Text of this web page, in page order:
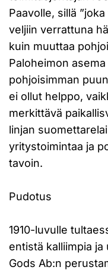
Paavolle, sillä
veljiin verrattuna
kuin muuttaa
Paloheimon
pohjoisimman
ei ollut helppo,
merkittävä
linjan
yritystoimintaa ja
tavoin.
Pudotus
1910-luvulle
entistä kalliimpia
Gods Ab:n